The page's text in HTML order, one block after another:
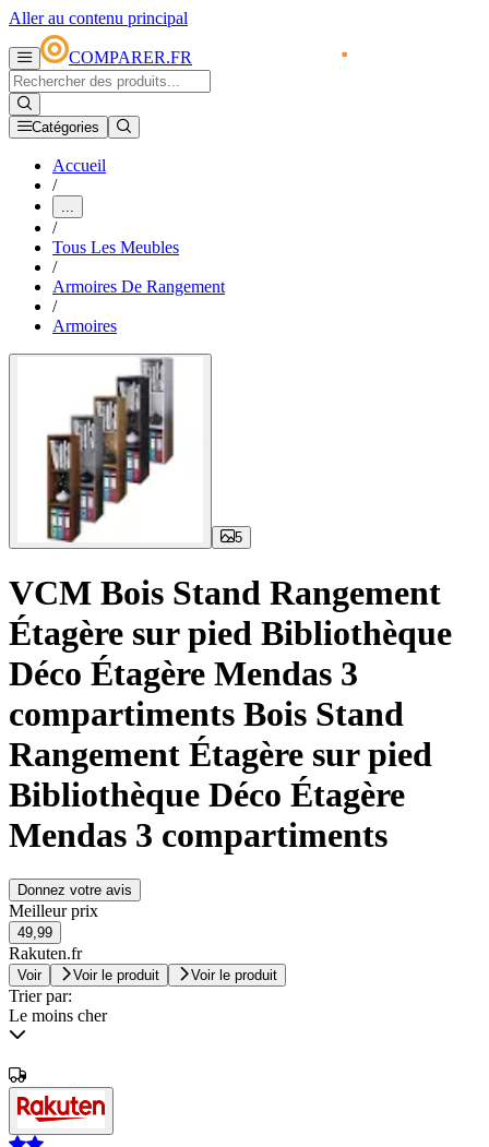
Aller au contenu principal
COMPARER.FR
Catégories
Accueil
/
...
/
Tous Les Meubles
/
Armoires De Rangement
/
Armoires
5
VCM Bois Stand Rangement
Étagère sur pied Bibliothèque
Déco Étagère Mendas 3
compartiments Bois Stand
Rangement Étagère sur pied
Bibliothèque Déco Étagère
Mendas 3 compartiments
Donnez votre avis
Meilleur prix
49,99
Rakuten.fr
Voir Voir le produit Voir le produit
Trier par:
Le moins cher